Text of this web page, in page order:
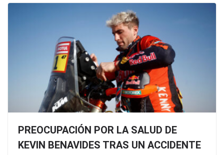
PREOCUPACIÓN POR LA SALUD DE
KEVIN BENAVIDES TRAS UN ACCIDENTE